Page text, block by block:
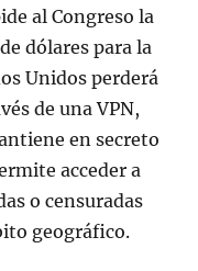
al Congreso la
dólares para la
Unidos perderá
de una VPN,
en secreto
acceder a
o censuradas
geográfico.